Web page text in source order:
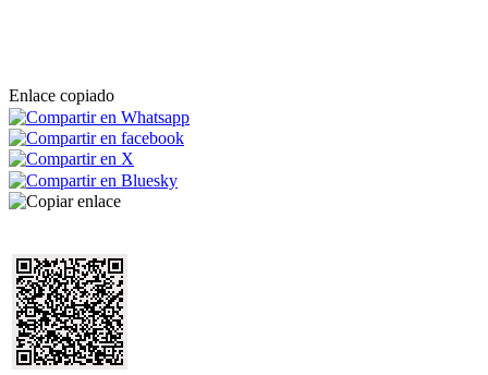
Enlace copiado